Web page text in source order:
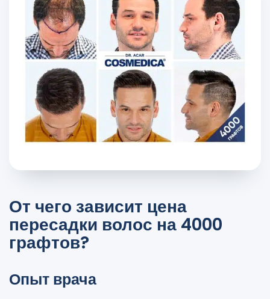
От чего зависит цена
пересадки волос на 4000
графтов?
Опыт врача